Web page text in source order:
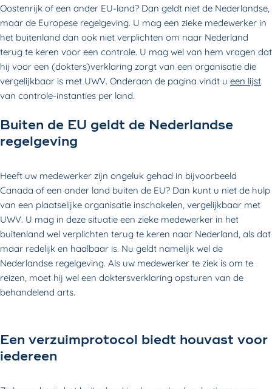
Oostenrijk of een ander EU-land? Dan geldt niet de Nederlandse,
maar de Europese regelgeving. U mag een zieke medewerker in
het buitenland dan ook niet verplichten om naar Nederland
terug te keren voor een controle. U mag wel van hem vragen dat
hij voor een (dokters)verklaring zorgt van een organisatie die
vergelijkbaar is met UWV. Onderaan de pagina vindt u een lijst
van controle-instanties per land.
Buiten de EU geldt de Nederlandse
regelgeving
Heeft uw medewerker zijn ongeluk gehad in bijvoorbeeld
Canada of een ander land buiten de EU? Dan kunt u niet de hulp
van een plaatselijke organisatie inschakelen, vergelijkbaar met
UWV. U mag in deze situatie een zieke medewerker in het
buitenland wel verplichten terug te keren naar Nederland, als dat
maar redelijk en haalbaar is. Nu geldt namelijk wel de
Nederlandse regelgeving. Als uw medewerker te ziek is om te
reizen, moet hij wel een doktersverklaring opsturen van de
behandelend arts.
Een verzuimprotocol biedt houvast voor
iedereen